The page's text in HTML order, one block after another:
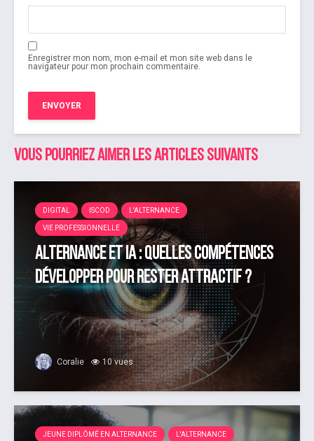
Enregistrer mon nom, mon e-mail et mon site web dans le
navigateur pour mon prochain commentaire.
Vous pourriez aimer les articles suivants
DIGITAL ISCOD L'ALTERNANCE
VIE PROFESSIONNELLE
Alternance et IA : quelles compétences
développer pour rester attractif ?
Coralie 10 vues
JEUNE DIPLÔMÉ EN ALTERNANCE L'ALTERNANCE